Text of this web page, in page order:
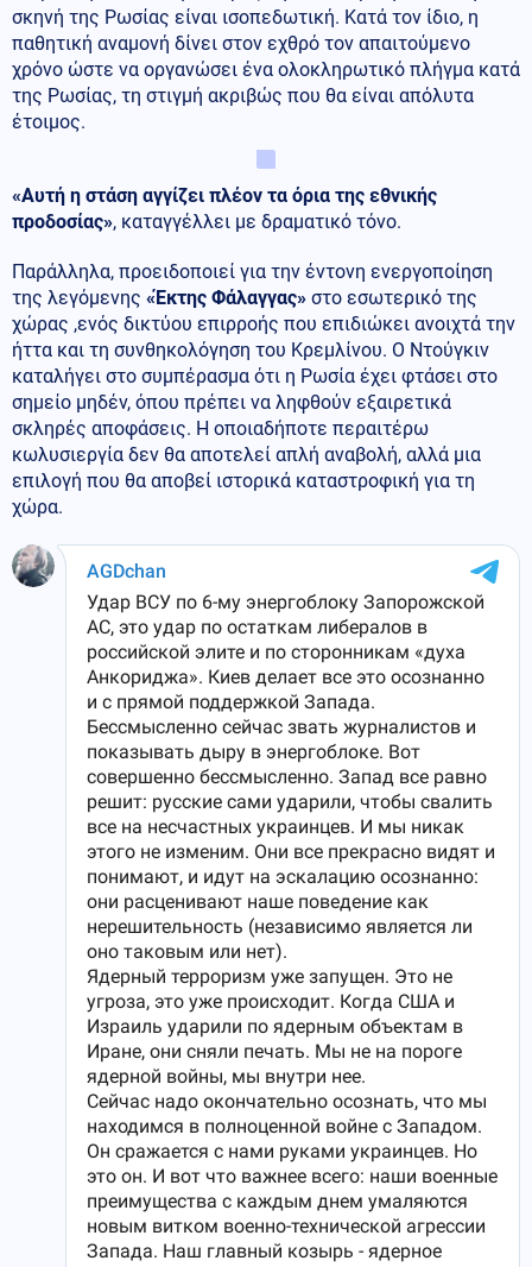
σκηνή της Ρωσίας είναι ισοπεδωτική. Κατά τον ίδιο, η
παθητική αναμονή δίνει στον εχθρό τον απαιτούμενο
χρόνο ώστε να οργανώσει ένα ολοκληρωτικό πλήγμα κατά
της Ρωσίας, τη στιγμή ακριβώς που θα είναι απόλυτα
έτοιμος.
«Αυτή η στάση αγγίζει πλέον τα όρια της εθνικής
προδοσίας», καταγγέλλει με δραματικό τόνο.
Παράλληλα, προειδοποιεί για την έντονη ενεργοποίηση
της λεγόμενης «Έκτης Φάλαγγας» στο εσωτερικό της
χώρας ,ενός δικτύου επιρροής που επιδιώκει ανοιχτά την
ήττα και τη συνθηκολόγηση του Κρεμλίνου. Ο Ντούγκιν
καταλήγει στο συμπέρασμα ότι η Ρωσία έχει φτάσει στο
σημείο μηδέν, όπου πρέπει να ληφθούν εξαιρετικά
σκληρές αποφάσεις. Η οποιαδήποτε περαιτέρω
κωλυσιεργία δεν θα αποτελεί απλή αναβολή, αλλά μια
επιλογή που θα αποβεί ιστορικά καταστροφική για τη
χώρα.